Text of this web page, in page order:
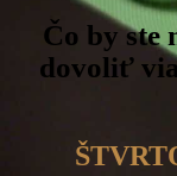
Čo by ste
dovoliť